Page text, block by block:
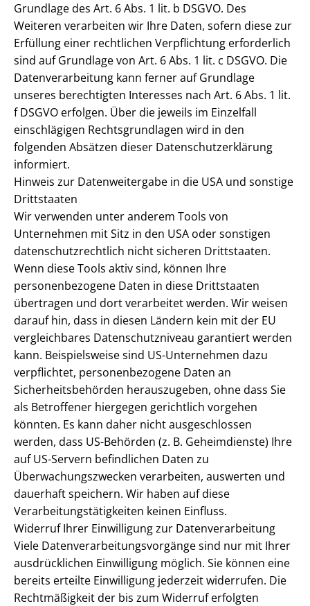
Grundlage des Art. 6 Abs. 1 lit. b DSGVO. Des
Weiteren verarbeiten wir Ihre Daten, sofern diese zur
Erfüllung einer rechtlichen Verpflichtung erforderlich
sind auf Grundlage von Art. 6 Abs. 1 lit. c DSGVO. Die
Datenverarbeitung kann ferner auf Grundlage
unseres berechtigten Interesses nach Art. 6 Abs. 1 lit.
f DSGVO erfolgen. Über die jeweils im Einzelfall
einschlägigen Rechtsgrundlagen wird in den
folgenden Absätzen dieser Datenschutzerklärung
informiert.
Hinweis zur Datenweitergabe in die USA und sonstige
Drittstaaten
Wir verwenden unter anderem Tools von
Unternehmen mit Sitz in den USA oder sonstigen
datenschutzrechtlich nicht sicheren Drittstaaten.
Wenn diese Tools aktiv sind, können Ihre
personenbezogene Daten in diese Drittstaaten
übertragen und dort verarbeitet werden. Wir weisen
darauf hin, dass in diesen Ländern kein mit der EU
vergleichbares Datenschutzniveau garantiert werden
kann. Beispielsweise sind US-Unternehmen dazu
verpflichtet, personenbezogene Daten an
Sicherheitsbehörden herauszugeben, ohne dass Sie
als Betroffener hiergegen gerichtlich vorgehen
könnten. Es kann daher nicht ausgeschlossen
werden, dass US-Behörden (z. B. Geheimdienste) Ihre
auf US-Servern befindlichen Daten zu
Überwachungszwecken verarbeiten, auswerten und
dauerhaft speichern. Wir haben auf diese
Verarbeitungstätigkeiten keinen Einfluss.
Widerruf Ihrer Einwilligung zur Datenverarbeitung
Viele Datenverarbeitungsvorgänge sind nur mit Ihrer
ausdrücklichen Einwilligung möglich. Sie können eine
bereits erteilte Einwilligung jederzeit widerrufen. Die
Rechtmäßigkeit der bis zum Widerruf erfolgten